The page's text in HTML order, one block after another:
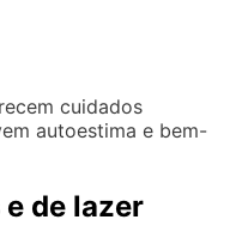
cuidados
autoestima e bem-
de lazer